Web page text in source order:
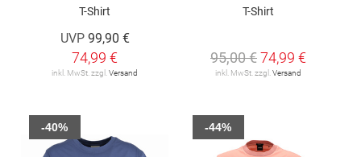
T-Shirt
UVP 99,90 €
74,99 €
inkl. MwSt. zzgl.Versand
T-Shirt
95,00 €74,99 €
inkl. MwSt. zzgl.Versand
-40% -44%